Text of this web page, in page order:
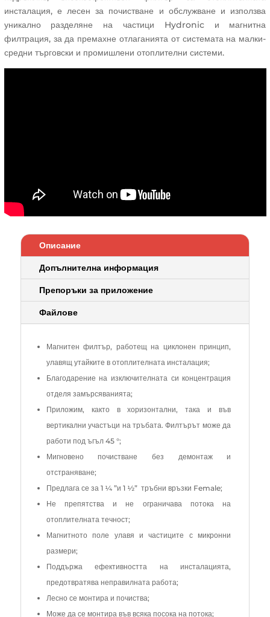
TF1
+
1/4"
инсталация, е лесен за почистване и обслужване и използва
уникално разделяне на частици Hydronic и магнитна
филтрация, за да премахне отлаганията от системата на малки-
средни търговски и промишлени отоплителни системи.
Описание
Допълнителна информация
Препоръки за приложение
Файлове
Магнитен филтър, работещ на циклонен принцип,
улавящ утайките в отоплителната инсталация;
Благодарение на изключителната си концентрация
отделя замърсяванията;
Приложим, както в хоризонтални, така и във
вертикални участъци на тръбата. Филтърът може да
работи под ъгъл 45 °;
Мигновено почистване без демонтаж и
отстраняване;
Предлага се за 1 ¼ ”и 1 ½” тръбни връзки Female;
Не препятства и не ограничава потока на
отоплителната течност;
Магнитното поле улавя и частиците с микронни
размери;
Поддържа ефективността на инсталацията,
предотвратява неправилната работа;
Лесно се монтира и почиства;
Може да се монтира във всяка посока на потока;